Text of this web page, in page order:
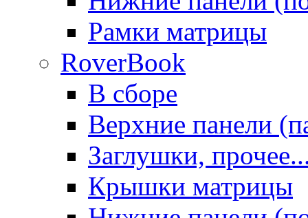
Рамки матрицы
RoverBook
В сборе
Верхние панели
Заглушки,
Крышки матрицы